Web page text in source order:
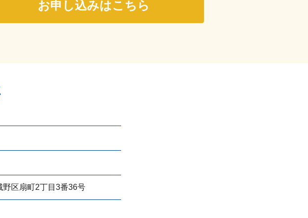
お申し込みはこちら
区扇町2丁目3番36号